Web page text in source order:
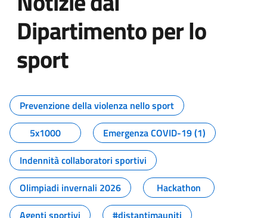
Dipartimento per lo
sport
Tutti i contenuti della pagina
Prevenzione della violenza nello sport
5x1000
Emergenza COVID-19 (1)
Indennità collaboratori sportivi
Olimpiadi invernali 2026
Hackathon
Agenti sportivi
#distantimauniti